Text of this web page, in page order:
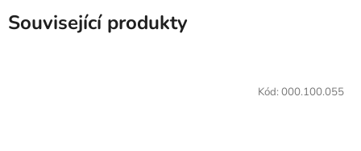
Související produkty
Kód: 000.100.055